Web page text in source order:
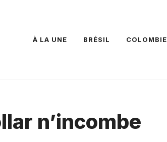
À LA UNE BRÉSIL COLOMBIE
n’incombe